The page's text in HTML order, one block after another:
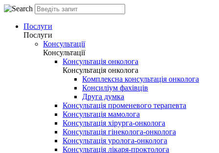
Послуги
Послуги
Консультації
Консультації
Консультація онколога
Консультація онколога
Комплексна консультація онколога
Консиліум фахівців
Друга думка
Консультація променевого терапевта
Консультація мамолога
Консультація хірурга-онколога
Консультація гінеколога-онколога
Консультація уролога-онколога
Консультація лікаря-проктолога